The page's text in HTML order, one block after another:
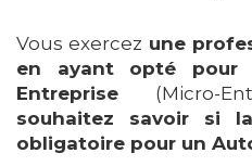
Vous exercez une
en ayant opté pour
Entreprise (Micro-
souhaitez savoir si
obligatoire pour un